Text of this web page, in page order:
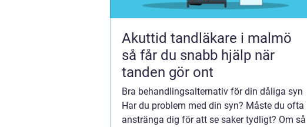
Akuttid tandläkare i malmö
så får du snabb hjälp när
tanden gör ont
Bra behandlingsalternativ för din dåliga syn
Har du problem med din syn? Måste du ofta
anstränga dig för att se saker tydligt? Om så